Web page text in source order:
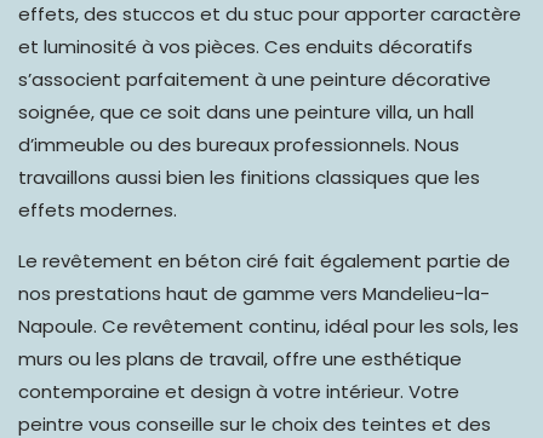
effets, des stuccos et du stuc pour apporter caractère
et luminosité à vos pièces. Ces enduits décoratifs
s’associent parfaitement à une peinture décorative
soignée, que ce soit dans une peinture villa, un hall
d’immeuble ou des bureaux professionnels. Nous
travaillons aussi bien les finitions classiques que les
effets modernes.
Le revêtement en béton ciré fait également partie de
nos prestations haut de gamme vers Mandelieu-la-
Napoule. Ce revêtement continu,idéal pour les sols,les
murs ou les plans de travail, offre une esthétique
contemporaine et design à votre intérieur. Votre
peintre vous conseille sur le choix des teintes et des